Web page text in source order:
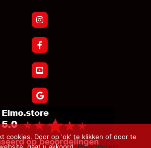
cookies. Door op 'ok' te klikken of door te